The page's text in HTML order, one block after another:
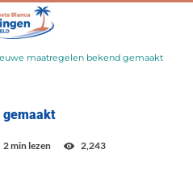
maatregelen bekend gemaakt
gemaakt
2 min lezen 2,243